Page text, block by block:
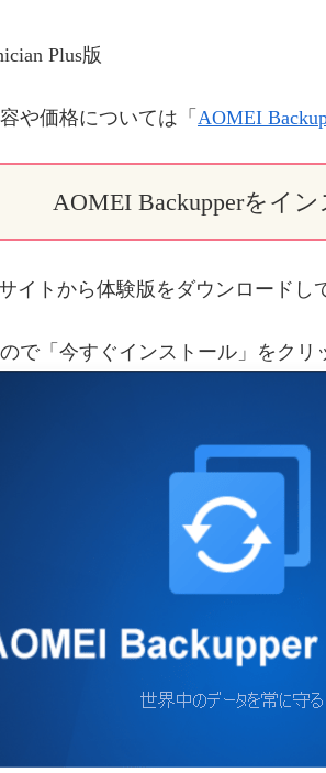
Plus版
や価格については「 AOMEI
AOMEI Backupperをイ
イトから体験版をダウンロードし
で「今すぐインストール」をクリ